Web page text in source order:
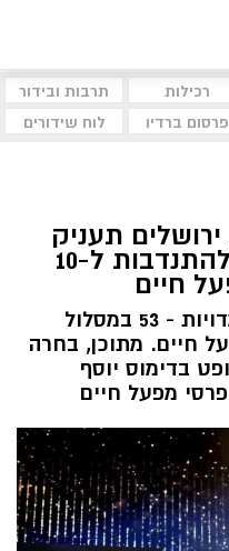
רכילות
תרבות ובידור
פרסום ברדיו לוח שידורים
תעניק
את עיטור ראש העיר להתנדבות ל-10
חיים
השנה הוגשו מעל 150 מועמדויות - 53 במסלול
מפעל חיים. מתוכן, בחרה
בדימוס יוסף